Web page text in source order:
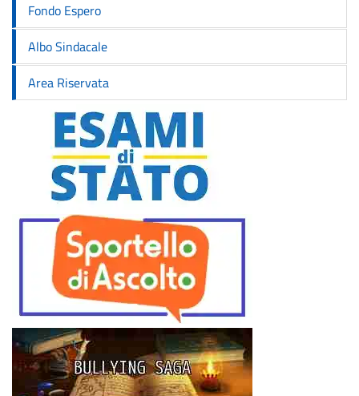
Fondo Espero
Albo Sindacale
Area Riservata